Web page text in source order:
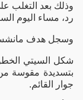
وذلك بعد التغلب
رد، مساء اليوم
وسجل هدف مانشستر
شكل السيتي
بتسديدة مقوسة
جوار القائم.